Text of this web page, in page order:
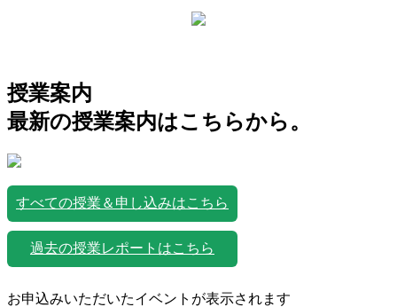
授業案内
最新の授業案内はこちらから。
すべての授業＆申し込みはこちら
過去の授業レポートはこちら
お申込みいただいたイベントが表示されます